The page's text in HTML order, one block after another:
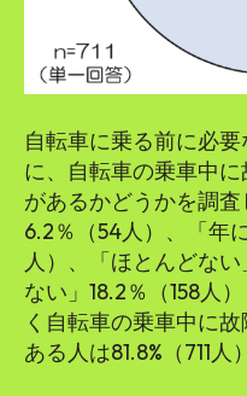
自転車に乗る前に必
に、自転車の乗車中
があるかどうかを調査
6.2％（54人）、「年
人）、「ほとんどな
ない」18.2％（158人
く自転車の乗車中に
ある人は81.8%（711人